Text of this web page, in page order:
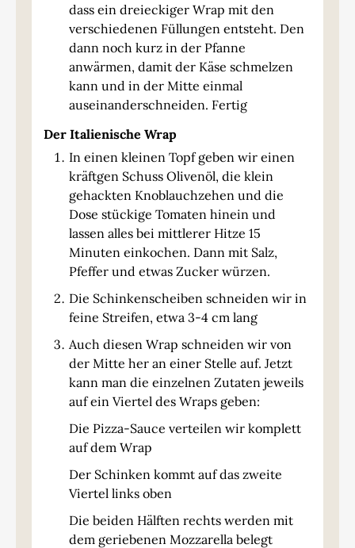
dass ein dreieckiger Wrap mit den
verschiedenen Füllungen entsteht. Den
dann noch kurz in der Pfanne
anwärmen, damit der Käse schmelzen
kann und in der Mitte einmal
auseinanderschneiden. Fertig
Der Italienische Wrap
In einen kleinen Topf geben wir einen
kräftgen Schuss Olivenöl, die klein
gehackten Knoblauchzehen und die
Dose stückige Tomaten hinein und
lassen alles bei mittlerer Hitze 15
Minuten einkochen. Dann mit Salz,
Pfeffer und etwas Zucker würzen.
Die Schinkenscheiben schneiden wir in
feine Streifen, etwa 3-4 cm lang
Auch diesen Wrap schneiden wir von
der Mitte her an einer Stelle auf. Jetzt
kann man die einzelnen Zutaten jeweils
auf ein Viertel des Wraps geben:
Die Pizza-Sauce verteilen wir komplett
auf dem Wrap
Der Schinken kommt auf das zweite
Viertel links oben
Die beiden Hälften rechts werden mit
dem geriebenen Mozzarella belegt